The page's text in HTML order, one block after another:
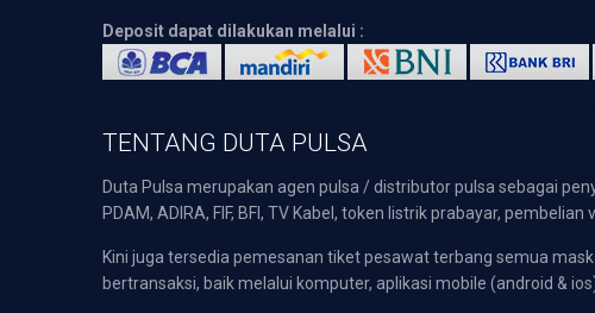
Deposit dapat dilakukan melalui :
TENTANG DUTA PULSA
Duta Pulsa merupakan agen pulsa / distributor pulsa sebagai
PDAM, ADIRA, FIF, BFI, TV Kabel, token listrik prabayar,
Kini juga tersedia pemesanan tiket pesawat terbang semua
bertransaksi, baik melalui komputer, aplikasi mobile (android &